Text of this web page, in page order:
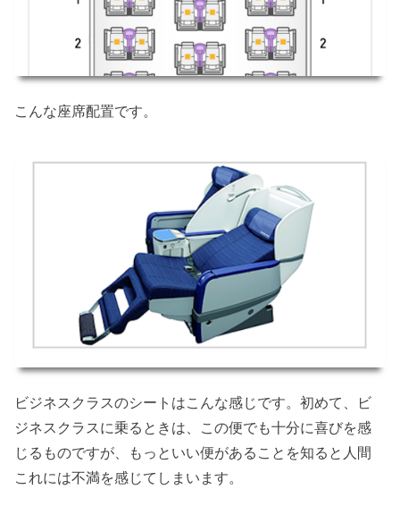
こんな座席配置です。
ビジネスクラスのシートはこんな感じです。初めて、ビ
ジネスクラスに乗るときは、この便でも十分に喜びを感
じるものですが、もっといい便があることを知ると人間
これには不満を感じてしまいます。